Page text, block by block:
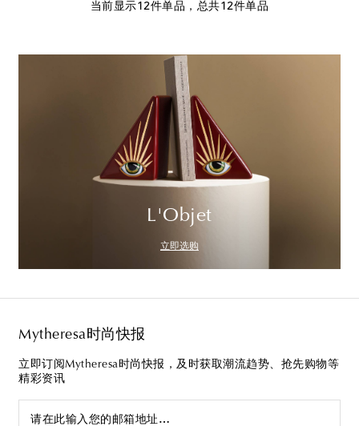
当前显示12件单品，总共12件单品
L'Objet
立即选购
Mytheresa时尚快报
立即订阅Mytheresa时尚快报，及时获取潮流趋势、抢先购物等
精彩资讯
请在此输入您的邮箱地址…